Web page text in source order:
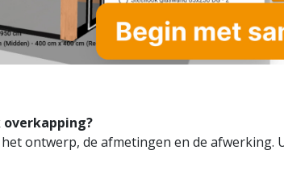
ontwerp, de afmetingen en de